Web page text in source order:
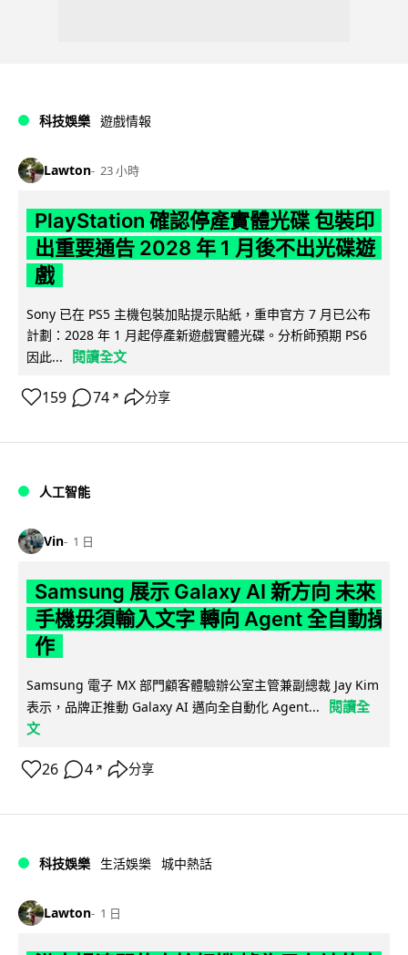
科技娛樂 遊戲情報
Lawton 23 小時
PlayStation 確認停產實體光碟 包裝印
出重要通告 2028 年 1 月後不出光碟遊
戲
Sony 已在 PS5 主機包裝加貼提示貼紙，重申官方 7 月已公布
計劃：2028 年 1 月起停產新遊戲實體光碟。分析師預期 PS6
因此...
閱讀全文
159 74 ↗ 分享
人工智能
Vin 1 日
Samsung 展示 Galaxy AI 新方向 未來
手機毋須輸入文字 轉向 Agent 全自動操
作
Samsung 電子 MX 部門顧客體驗辦公室主管兼副總裁 Jay Kim
表示，品牌正推動 Galaxy AI 邁向全自動化 Agent...
閱讀全
文
26 4 ↗ 分享
科技娛樂 生活娛樂 城中熱話
Lawton 1 日